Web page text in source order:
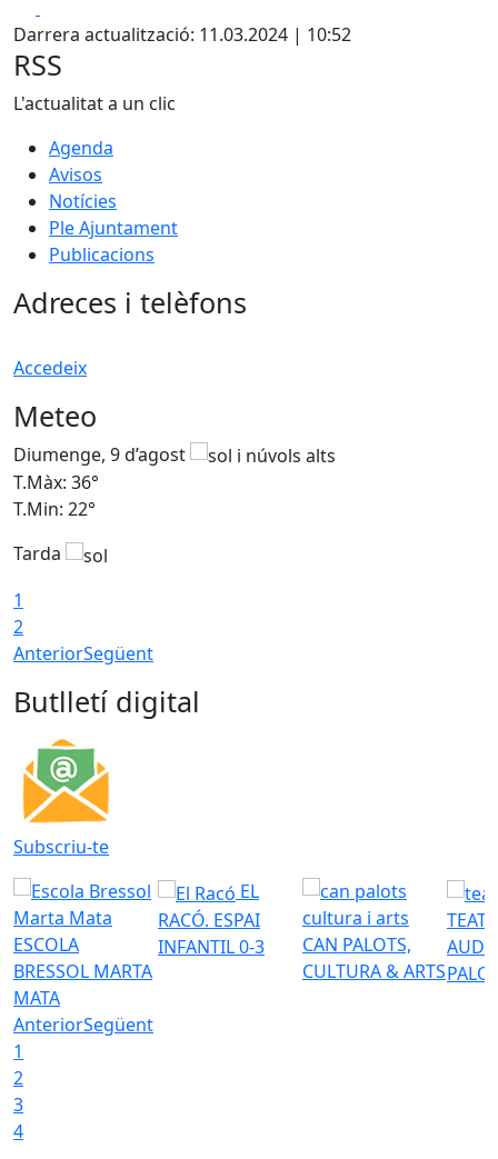
Darrera actualització: 11.03.2024 | 10:52
RSS
L'actualitat a un clic
Agenda
Avisos
Notícies
Ple Ajuntament
Publicacions
Adreces i telèfons
Accedeix
Meteo
Diumenge, 9 d’agost
T.Màx: 36°
T.Min: 22°
Tarda
1
2
AnteriorSegüent
Butlletí digital
Subscriu-te
ESCOLA
BRESSOL MARTA
MATA
EL
RACÓ. ESPAI
INFANTIL 0-3
CAN PALOTS,
CULTURA & ARTS
AnteriorSegüent
1
2
3
4